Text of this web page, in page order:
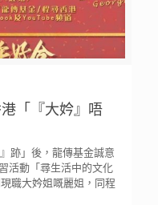
「『大妗』唔
跡」後，龍傳基金誠意
活動「尋生活中的文化
職大妗姐嘅麗姐，同程